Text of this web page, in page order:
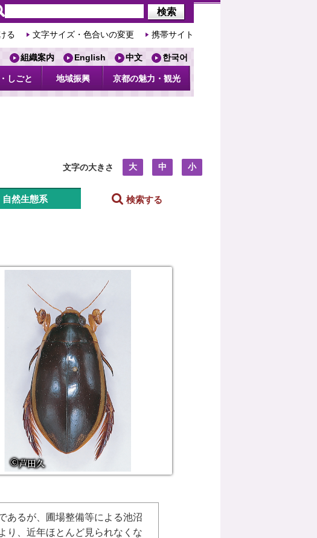
る 文字サイズ・色合いの変更 携帯サイト
組織案内 English 中文 한국어
しごと 地域振興 京都の魅力・観光
文字の大きさ 大 中 小
自然生態系
検索する
あるが、圃場整備等による池沼
り、近年ほとんど見られなくな